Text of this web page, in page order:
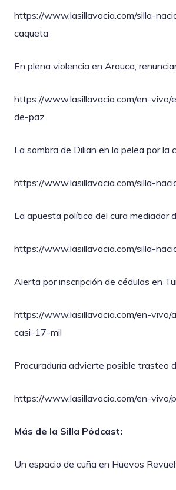
https://www.lasillavacia.com/silla-
caqueta
En plena violencia en Arauca,
https://www.lasillavacia.com/en-
de-paz
La sombra de Dilian en la pelea por la
https://www.lasillavacia.com/silla-
La apuesta política del cura mediador
https://www.lasillavacia.com/silla-
Alerta por inscripción de cédulas en
https://www.lasillavacia.com/en-
casi-17-mil
Procuraduría advierte posible trasteo
https://www.lasillavacia.com/en-
Más de la Silla Pódcast:
Un espacio de cuña en Huevos